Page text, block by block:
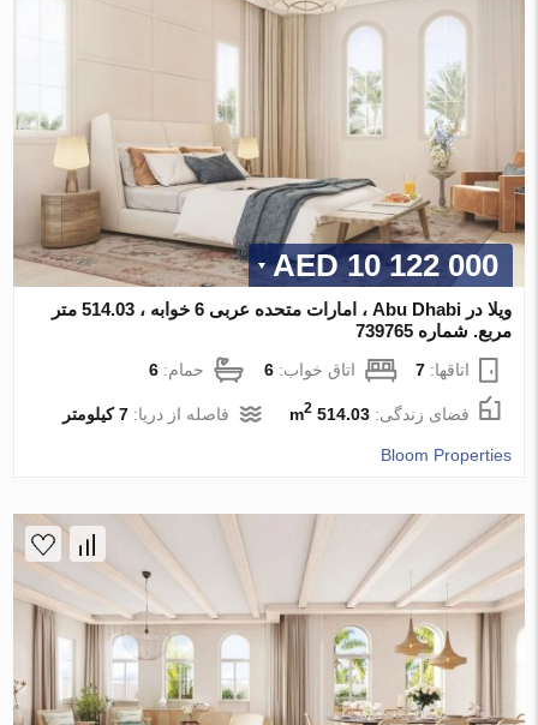
10 122 000 AED
ویلا در Abu Dhabi ، امارات متحده عربی 6 خوابه ، 514.03 متر
مربع. شماره 739765
اتاقها:7 اتاق خواب:6 حمام:6
فضای زندگی:514.03 m
2 فاصله از دریا:7 کیلومتر
Bloom Properties